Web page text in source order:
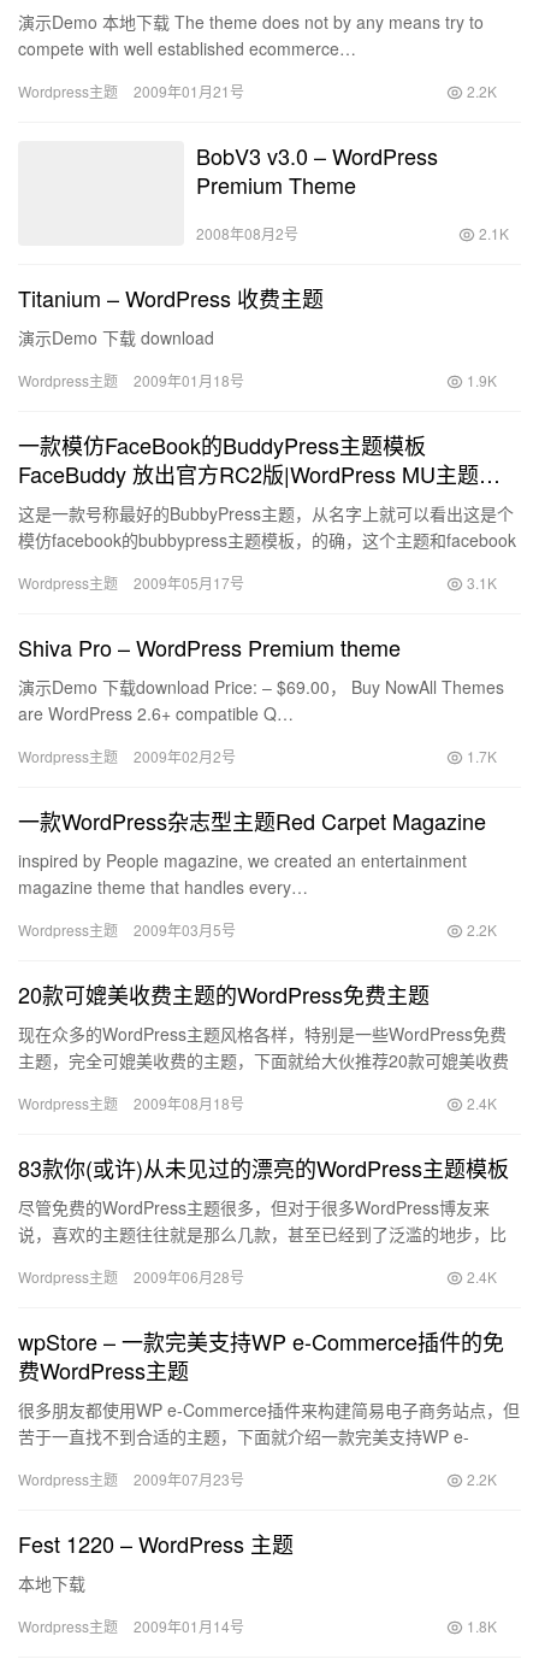
演示Demo 本地下载 The theme does not by any means try to
compete with well established ecommerce…
Wordpress主题 2009年01月21号 2.2K
BobV3 v3.0 – WordPress
Premium Theme
2008年08月2号 2.1K
Titanium – WordPress 收费主题
演示Demo 下载 download
Wordpress主题 2009年01月18号 1.9K
一款模仿FaceBook的BuddyPress主题模板
FaceBuddy 放出官方RC2版|WordPress MU主题模
板|WPMU
这是一款号称最好的BubbyPress主题，从名字上就可以看出这是个
模仿facebook的bubbypress主题模板，的确，这个主题和facebook
Wordpress主题 2009年05月17号 3.1K
Shiva Pro – WordPress Premium theme
演示Demo 下载download Price: – $69.00， Buy NowAll Themes
are WordPress 2.6+ compatible Q…
Wordpress主题 2009年02月2号 1.7K
一款WordPress杂志型主题Red Carpet Magazine
inspired by People magazine, we created an entertainment
magazine theme that handles every…
Wordpress主题 2009年03月5号 2.2K
20款可媲美收费主题的WordPress免费主题
现在众多的WordPress主题风格各样，特别是一些WordPress免费
主题，完全可媲美收费的主题，下面就给大伙推荐20款可媲美收费
Wordpress主题 2009年08月18号 2.4K
83款你(或许)从未见过的漂亮的WordPress主题模板
尽管免费的WordPress主题很多，但对于很多WordPress博友来
说，喜欢的主题往往就是那么几款，甚至已经到了泛滥的地步，比
Wordpress主题 2009年06月28号 2.4K
wpStore – 一款完美支持WP e-Commerce插件的免
费WordPress主题
很多朋友都使用WP e-Commerce插件来构建简易电子商务站点，但
苦于一直找不到合适的主题，下面就介绍一款完美支持WP e-
Wordpress主题 2009年07月23号 2.2K
Fest 1220 – WordPress 主题
本地下载
Wordpress主题 2009年01月14号 1.8K